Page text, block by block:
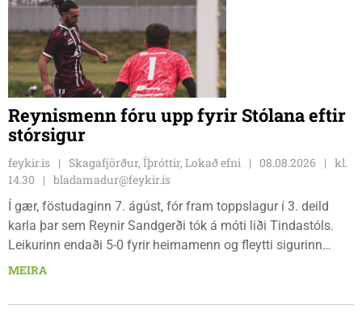
Reynismenn fóru upp fyrir Stólana eftir
stórsigur
feykir.is Skagafjörður, Íþróttir, Lokað efni 08.08.2026
kl.
14.30
bladamadur@feykir.is
Í gær, föstudaginn 7. ágúst, fór fram toppslagur í 3. deild
karla þar sem Reynir Sandgerði tók á móti liði Tindastóls.
Leikurinn endaði 5-0 fyrir heimamenn og fleytti sigurinn
Reynismönnum á topp deildarinnar en Stólunum í annað
leiknum.
MEIRA